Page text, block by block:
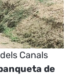
Canals
de